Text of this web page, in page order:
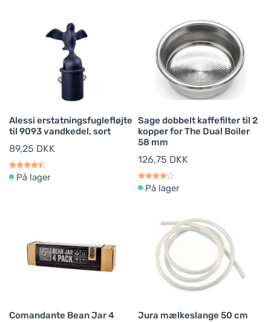
Alessi erstatningsfuglefløjte
til 9093 vandkedel, sort
89,25 DKK
På lager
Sage dobbelt kaffefilter til 2
kopper for The Dual Boiler
58 mm
126,75 DKK
På lager
Comandante Bean Jar 4
Jura mælkeslange 50 cm